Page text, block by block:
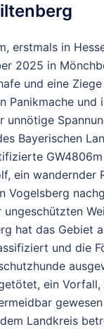
erstmals in
2025 in
und eine Ziege
Panikmache und
unnötige
Bayerischen
ein wandernder
Vogelsberg
hat das Gebiet
und die
ein Vorfall,
Landkreis